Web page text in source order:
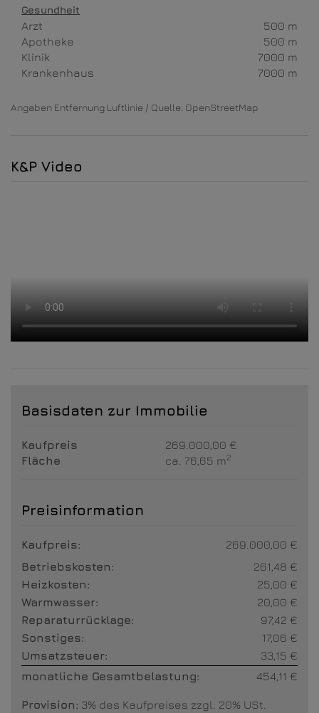
Gesundheit
Arzt
500 m
Apotheke
500 m
Klinik
7000 m
Krankenhaus
7000 m
Angaben Entfernung Luftlinie / Quelle: OpenStreetMap
K&P Video
Basisdaten zur Immobilie
Kaufpreis
269.000,00 €
Fläche
ca. 76,65 m2
Preisinformation
Kaufpreis:
269.000,00 €
Betriebskosten:
261,48 €
Heizkosten:
25,00 €
Warmwasser:
20,00 €
Reparaturrücklage:
97,42 €
Sonstiges:
17,06 €
Umsatzsteuer:
33,15 €
monatliche Gesamtbelastung:
454,11 €
Provision: 3% des Kaufpreises zzgl. 20% USt.